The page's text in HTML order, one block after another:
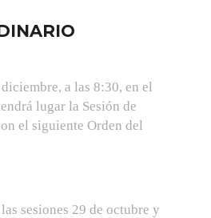
a las 8:30, en el
lugar la Sesión de
el siguiente Orden del
sesiones 29 de octubre y